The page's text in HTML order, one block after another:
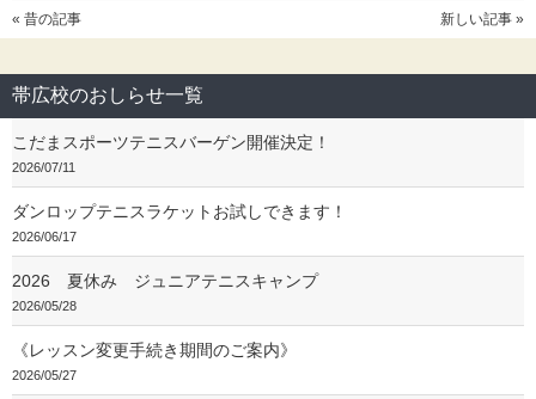
« 昔の記事 新しい記事 »
帯広校のおしらせ一覧
こだまスポーツテニスバーゲン開催決定！
2026/07/11
ダンロップテニスラケットお試しできます！
2026/06/17
2026 夏休み ジュニアテニスキャンプ
2026/05/28
《レッスン変更手続き期間のご案内》
2026/05/27